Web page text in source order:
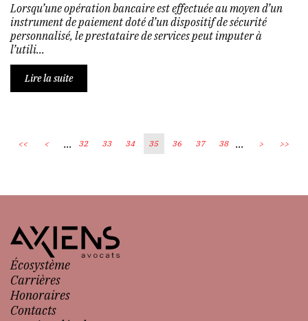
Lorsqu’une opération bancaire est effectuée au moyen d’un
instrument de paiement doté d’un dispositif de sécurité
personnalisé, le prestataire de services peut imputer à
l’utili...
Lire la suite
<< < ... 32 33 34 35 36 37 38 ... > >>
Écosystème
Carrières
Honoraires
Contacts